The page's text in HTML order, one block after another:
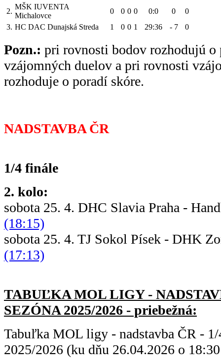
2.
MŠK IUVENTA
Michalovce
0 0 0 0 0:0 0
0
3. HC DAC Dunajská Streda 1 0 0 1 29:36 - 7 0
Pozn.: pri rovnosti bodov rozhodujú o
vzájomných duelov a pri rovnosti
rozhoduje o poradí skóre.
NADSTAVBA ČR
1/4 finále
2. kolo:
sobota 25. 4. DHC Slavia Praha -
(18:15)
sobota 25. 4. TJ Sokol Písek -
(17:13)
TABUĽKA MOL LIGY -
SEZÓNA 2025/2026 - priebežná:
Tabuľka MOL ligy - nadstavba ČR - 1/
2025/2026 (ku dňu 26.04.2026 o